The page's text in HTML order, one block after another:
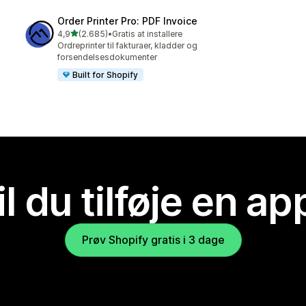
Order Printer Pro: PDF Invoice
4,9ud af 5 stjerner
(2.685)
2685 anmeldelser i alt
•Gratis at installere
Ordreprinter til fakturaer, kladder og
forsendelsesdokumenter
Built for Shopify
du tilføje en
Prøv Shopify gratis i 3 dage